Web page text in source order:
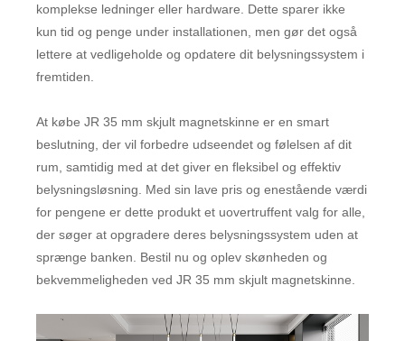
komplekse ledninger eller hardware. Dette sparer ikke
kun tid og penge under installationen, men gør det også
lettere at vedligeholde og opdatere dit belysningssystem i
fremtiden.
At købe JR 35 mm skjult magnetskinne er en smart
beslutning, der vil forbedre udseendet og følelsen af ​​dit
rum, samtidig med at det giver en fleksibel og effektiv
belysningsløsning. Med sin lave pris og enestående værdi
for pengene er dette produkt et uovertruffent valg for alle,
der søger at opgradere deres belysningssystem uden at
sprænge banken. Bestil nu og oplev skønheden og
bekvemmeligheden ved JR 35 mm skjult magnetskinne.